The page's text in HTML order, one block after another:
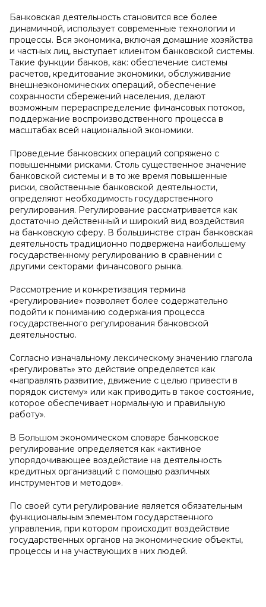
Банковская деятельность становится все более
динамичной, использует современные технологии и
процессы. Вся экономика, включая домашние хозяйства
и частных лиц, выступает клиентом банковской системы.
Такие функции банков, как: обеспечение системы
расчетов, кредитование экономики, обслуживание
внешнеэкономических операций, обеспечение
сохранности сбережений населения, делают
возможным перераспределение финансовых потоков,
поддержание воспроизводственного процесса в
масштабах всей национальной экономики.
Проведение банковских операций сопряжено с
повышенными рисками. Столь существенное значение
банковской системы и в то же время повышенные
риски, свойственные банковской деятельности,
определяют необходимость государственного
регулирования. Регулирование рассматривается как
достаточно действенный и широкий вид воздействия
на банковскую сферу. В большинстве стран банковская
деятельность традиционно подвержена наибольшему
государственному регулированию в сравнении с
другими секторами финансового рынка.
Рассмотрение и конкретизация термина
«регулирование» позволяет более содержательно
подойти к пониманию содержания процесса
государственного регулирования банковской
деятельностью.
Согласно изначальному лексическому значению глагола
«регулировать» это действие определяется как
«направлять развитие, движение с целью привести в
порядок систему» или как приводить в такое состояние,
которое обеспечивает нормальную и правильную
работу».
В Большом экономическом словаре банковское
регулирование определяется как «активное
упорядочивающее воздействие на деятельность
кредитных организаций с помощью различных
инструментов и методов».
По своей сути регулирование является обязательным
функциональным элементом государственного
управления, при котором происходит воздействие
государственных органов на экономические объекты,
процессы и на участвующих в них людей.